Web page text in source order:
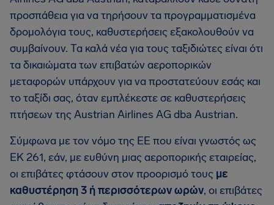
προσπάθεια για να τηρήσουν τα προγραμματισμένα
δρομολόγια τους, καθυστερήσεις εξακολουθούν να
συμβαίνουν. Τα καλά νέα για τους ταξιδιώτες είναι ότι
τα δικαιώματα των επιβατών αεροπορικών
μεταφορών υπάρχουν για να προστατεύουν εσάς και
το ταξίδι σας, όταν εμπλέκεστε σε καθυστερήσεις
πτήσεων της Austrian Airlines AG dba Austrian.
Σύμφωνα με τον νόμο της ΕΕ που είναι γνωστός ως
ΕΚ 261, εάν, με ευθύνη μιας αεροπορικής εταιρείας,
οι επιβάτες φτάσουν στον προορισμό τους με
καθυστέρηση 3 ή περισσότερων ωρών, οι επιβάτες